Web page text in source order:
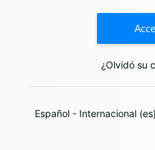
¿Olvidó su
Español - Internacional ‎(es)‎